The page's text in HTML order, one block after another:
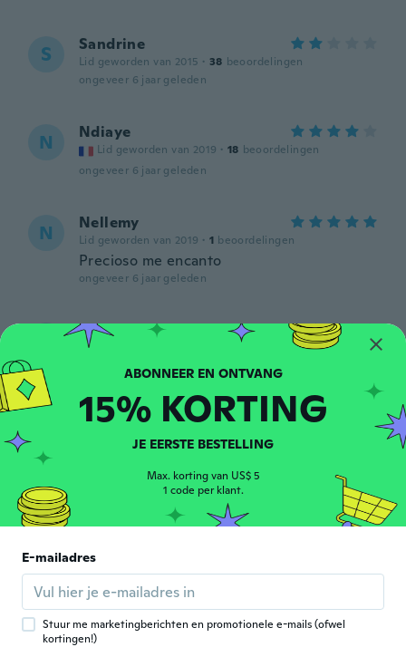
S Sandrine
Lid geworden van 2015 · 38 beoordelingen
ongeveer 6 jaar geleden
N Ndiaye
Lid geworden van 2019 · 18 beoordelingen
ongeveer 6 jaar geleden
N Nellemy
Lid geworden van 2019 · 1 beoordelingen
Precioso me encanto
ongeveer 6 jaar geleden
Lissette
Lid geworden van 2017 beoordelingen
No es el color q pedí, no me gusta el color
ongeveer 6 jaar geleden
S
Lid geworden van
· 822 beoordelingen uploads
Normalement je prends toujours 5 xl dans
chaque achat de vainement et la trop
prendre une taille au dessus. Couleurs
magnifiques mais je peux pas la lettre snif
ongeveer 6 jaar geleden
Yolanda
ABONNEER EN ONTVANG
15% KORTING
JE EERSTE BESTELLING
Max. korting van US$ 5
1 code per klant.
E-mailadres
Stuur me marketingberichten en promotionele e-mails (ofwel
kortingen!)